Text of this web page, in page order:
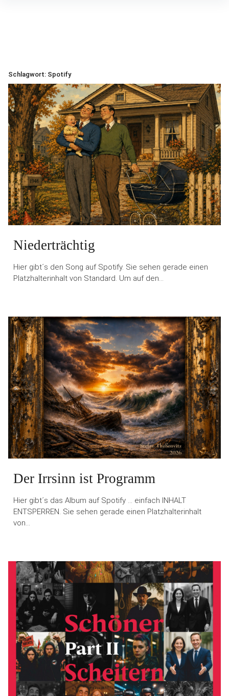
Schlagwort: Spotify
Niederträchtig
Hier gibt´s den Song auf Spotify. Sie sehen gerade einen
Platzhalterinhalt von Standard. Um auf den…
Der Irrsinn ist Programm
Hier gibt´s das Album auf Spotify … einfach INHALT
ENTSPERREN. Sie sehen gerade einen Platzhalterinhalt
von…